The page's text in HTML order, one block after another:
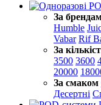
За
Humble
Vabar Rif
За
3500 3600
20000
За смаком
Десертні